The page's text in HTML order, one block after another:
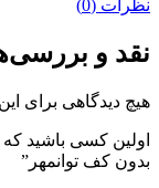
نظرات (0)
نقد و
هیچ دیدگاهی برای
اولین کسی باشید
بدون کف توانمهر”